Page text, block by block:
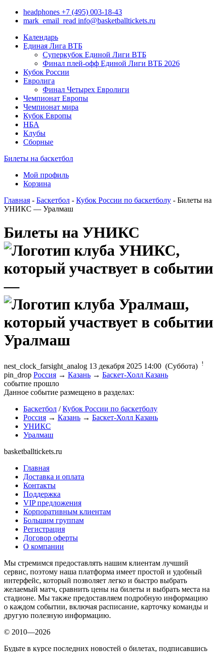
headphones +7 (495) 003-18-43
mark_email_read info@basketballtickets.ru
Календарь
Единая Лига ВТБ
Суперкубок Единой Лиги ВТБ
Финал плей-офф Единой Лиги ВТБ 2026
Кубок России
Евролига
Финал Четырех Евролиги
Чемпионат Европы
Чемпионат мира
Кубок Европы
НБА
Клубы
Сборные
Билеты на баскетбол
Мой профиль
Корзина
Главная - Баскетбол - Кубок России по баскетболу - Билеты на
УНИКС — Уралмаш
Билеты на УНИКС
—
Уралмаш
nest_clock_farsight_analog 13 декабря 2025 14:00 (Суббота) !
pin_drop Россия → Казань → Баскет-Холл Казань
событие прошло
Данное событие размещено в разделах:
Баскетбол /Кубок России по баскетболу
Россия → Казань → Баскет-Холл Казань
УНИКС
Уралмаш
basketballtickets.ru
Главная
Доставка и оплата
Контакты
Поддержка
VIP предложения
Корпоративным клиентам
Большим группам
Регистрация
Договор оферты
О компании
Мы стремимся предоставлять нашим клиентам лучший
сервис, поэтому наша платформа имеет простой и удобный
интерфейс, который позволяет легко и быстро выбрать
желаемый матч, сравнить цены на билеты и выбрать места на
стадионе. Мы также предоставляем подробную информацию
о каждом событии, включая расписание, карточку команды и
другую полезную информацию.
© 2010—2026
Будьте в курсе последних новостей о билетах, подписавшись